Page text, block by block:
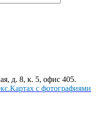
д. 8, к. 5, офис 405.
с фотографиями